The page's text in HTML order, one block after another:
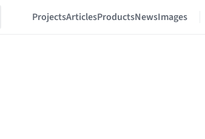
ProjectsArticlesProductsNewsImages